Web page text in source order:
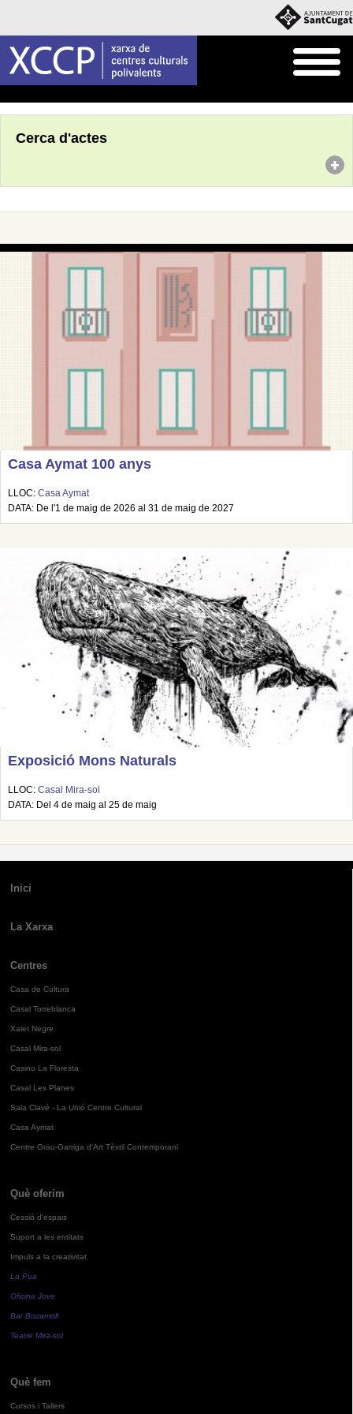
Cerca d'actes
Casa Aymat 100 anys
LLOC: Casa Aymat
DATA: De l'1 de maig de 2026 al 31 de maig de 2027
Exposició Mons Naturals
LLOC: Casal Mira-sol
DATA: Del 4 de maig al 25 de maig
Inici
La Xarxa
Centres
Casa de Cultura
Casal Torreblanca
Xalet Negre
Casal Mira-sol
Casino La Floresta
Casal Les Planes
Sala Clavé - La Unió Centre Cultural
Casa Aymat
Centre Grau-Garriga d'Art Tèxtil Contemporani
Què oferim
Cessió d'espais
Suport a les entitats
Impuls a la creativitat
La Pua
Oficina Jove
Bar Bocamoll
Teatre Mira-sol
Què fem
Cursos i Tallers